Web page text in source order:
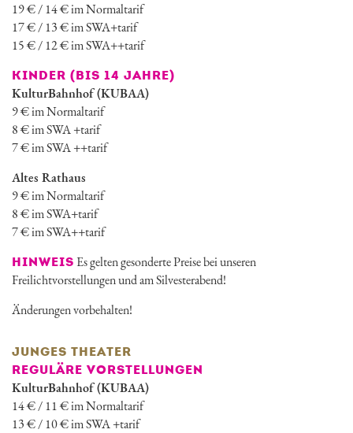
19 € / 14 € im Normaltarif
17 € / 13 € im SWA+tarif
15 € / 12 € im SWA++tarif
KINDER (BIS 14 JAHRE)
KulturBahnhof (KUBAA)
9 € im Normaltarif
8 € im SWA +tarif
7 € im SWA ++tarif
Altes Rathaus
9 € im Normaltarif
8 € im SWA+tarif
7 € im SWA++tarif
HINWEIS Es gelten gesonderte Preise bei unseren
Freilichtvorstellungen und am Silvesterabend!
Änderungen vorbehalten!
JUNGES THEATER
REGULÄRE VORSTELLUNGEN
KulturBahnhof (KUBAA)
14 € / 11 € im Normaltarif
13 € / 10 € im SWA +tarif